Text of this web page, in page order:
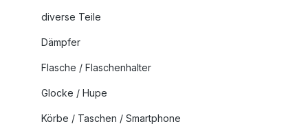
diverse Teile
Dämpfer
Flasche / Flaschenhalter
Glocke / Hupe
Körbe / Taschen / Smartphone